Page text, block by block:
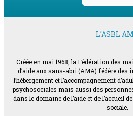
L’ASBL
Créée en mai 1968, la Fédération des
d’aide aux sans-abri (AMA) fédère des
l’hébergement et l’accompagnement
psychosociales mais aussi des
dans le domaine de l’aide et de l’accueil
sociale.